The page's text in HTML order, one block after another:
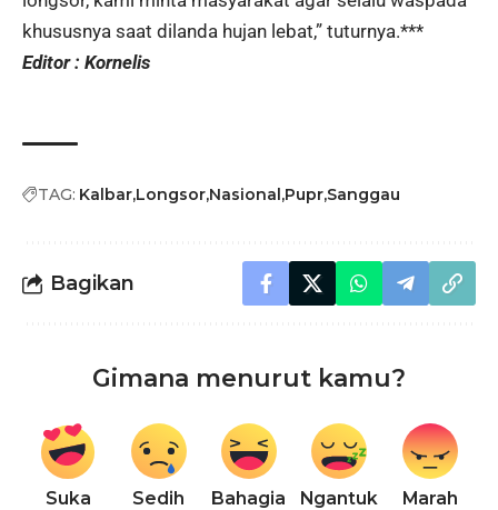
khususnya saat dilanda hujan lebat,” tuturnya.***
Editor : Kornelis
TAG: Kalbar Longsor Nasional Pupr Sanggau
Bagikan
Gimana menurut kamu?
Suka Sedih Bahagia Ngantuk Marah